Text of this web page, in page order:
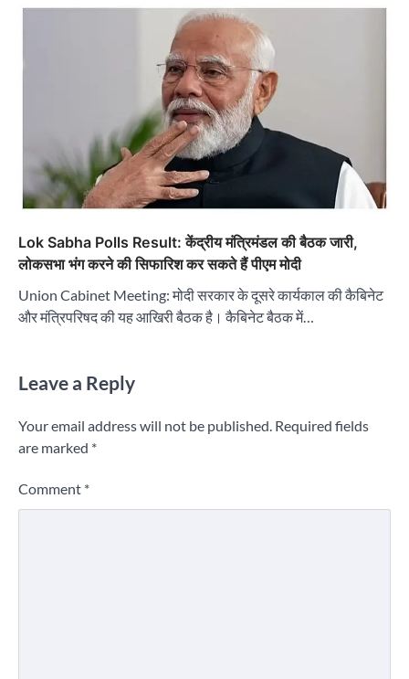
Lok Sabha Polls Result: केंद्रीय मंत्रिमंडल की बैठक जारी,
लोकसभा भंग करने की सिफारिश कर सकते हैं पीएम मोदी
Union Cabinet Meeting: मोदी सरकार के दूसरे कार्यकाल की कैबिनेट
और मंत्रिपरिषद की यह आखिरी बैठक है। कैबिनेट बैठक में…
Leave a Reply
Your email address will not be published. Required fields
are marked *
Comment *